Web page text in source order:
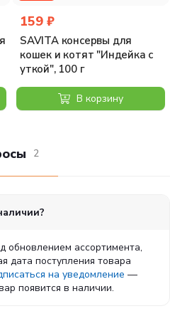
159 ₽
SAVITA консервы для
кошек и котят "Индейка с
уткой", 100 г
В корзину
и
2
обновлением ассортимента,
дата поступления товара
на уведомление —
появится в наличии.